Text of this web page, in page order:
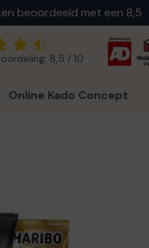
beoordeeld met een 8,5
8,5 / 10
Online Kado Concept